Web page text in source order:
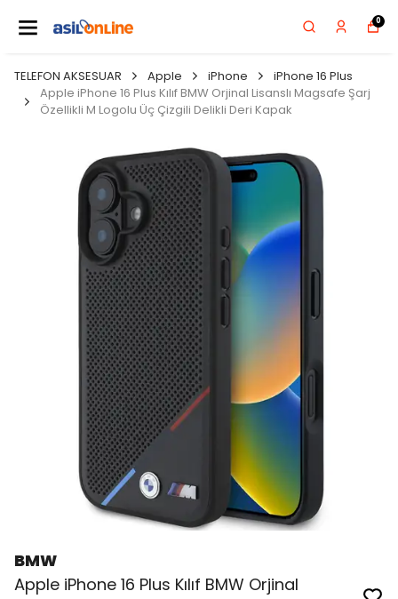
0
TELEFON AKSESUAR Apple iPhone
iPhone 16 Plus
Apple iPhone 16 Plus Kılıf BMW Orjinal Lisanslı Magsafe Şarj
Özellikli M Logolu Üç Çizgili Delikli Deri Kapak
BMW
Apple iPhone 16 Plus Kılıf BMW Orjinal